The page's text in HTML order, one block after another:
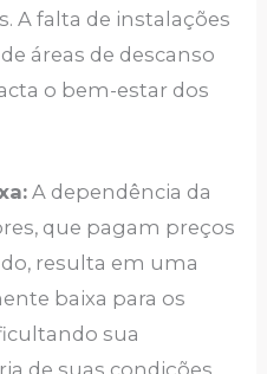
A falta de instalações
áreas de descanso
o bem-estar dos
A dependência da
que pagam preços
resulta em uma
baixa para os
sua